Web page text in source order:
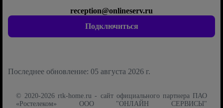
Подключиться
reception@onlineserv.ru
Последнее обновление: 05 августа 2026 г.
© 2020-2026 rtk-home.ru - сайт официального партнера ПАО
«Ростелеком» ООО "ОНЛАЙН СЕРВИСЫ"